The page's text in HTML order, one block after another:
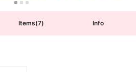
Items(7) Info